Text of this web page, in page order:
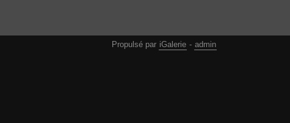
Propulsé par iGalerie - admin